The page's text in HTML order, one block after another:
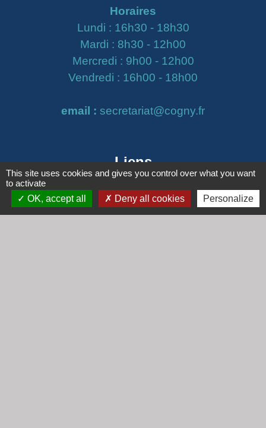
Horaires
Lundi : 16h30 - 18h30
Mardi : 8h30 - 12h00
Mercredi : 9h00 - 12h00
Vendredi : 16h00 - 18h00
email : secretariat@cogny.fr
Liens
Communauté d'Agglomération Villefranche
Beaujolais Saône
Commune de Denicé
This site uses cookies and gives you control over what you want
to activate
OK, accept all
Deny all cookies Personalize